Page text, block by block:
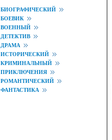
БИОГРАФИЧЕСКИЙ
БОЕВИК
ВОЕННЫЙ
ДЕТЕКТИВ
ДРАМА
ИСТОРИЧЕСКИЙ
КРИМИНАЛЬНЫЙ
ПРИКЛЮЧЕНИЯ
РОМАНТИЧЕСКИЙ
ФАНТАСТИКА